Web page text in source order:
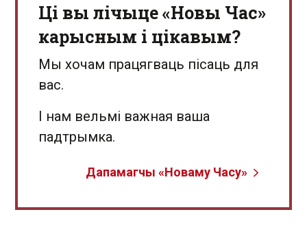
Ці вы лічыце «Новы Час»
карысным і цікавым?
Мы хочам працягваць пісаць для
вас.
І нам вельмі важная ваша
падтрымка.
Дапамагчы «Новаму Часу»